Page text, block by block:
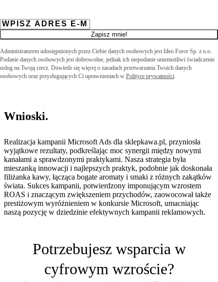
Zapisz mnie!
Administratorem udostępnionych przez Ciebie danych osobowych jest Ideo Force Sp. z o.o.
Podanie danych osobowych jest dobrowolne, jednak ich niepodanie uniemożliwi świadczenie
usług na Twoją rzecz. Dowiedz się więcej o zasadach przetwarzania Twoich danych
osobowych oraz przysługujących Ci uprawnieniach w Polityce prywatności
Wnioski.
Realizacja kampanii Microsoft Ads dla sklepkawa.pl, przyniosła
wyjątkowe rezultaty, podkreślając moc synergii między nowymi
kanałami a sprawdzonymi praktykami. Nasza strategia była
mieszanką innowacji i najlepszych praktyk, podobnie jak doskonała
filiżanka kawy, łącząca bogate aromaty i smaki z różnych zakątków
świata. Sukces kampanii, potwierdzony imponującym wzrostem
ROAS i znaczącym zwiększeniem przychodów, zaowocował także
prestiżowym wyróżnieniem w konkursie Microsoft, umacniając
naszą pozycję w dziedzinie efektywnych kampanii reklamowych.
Potrzebujesz wsparcia w
cyfrowym wzroście?